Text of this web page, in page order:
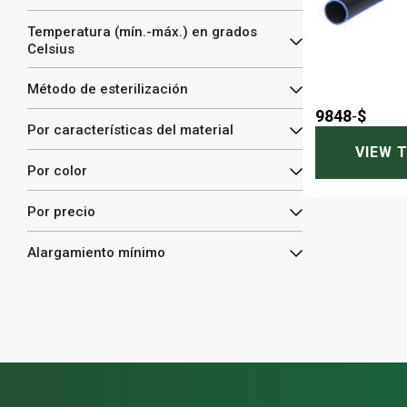
Temperatura (mín.-máx.) en grados
Celsius
Método de esterilización
Por características del material
Por color
Por precio
Alargamiento mínimo
9848-$
VIEW